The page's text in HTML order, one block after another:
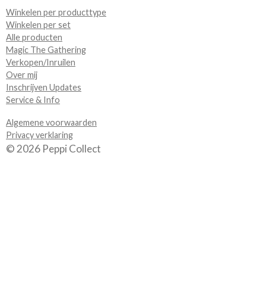
r
a
m
o
k
Winkelen per producttype
Winkelen per set
Alle producten
Magic The Gathering
Verkopen/Inruilen
Over mij
Inschrijven Updates
Service & Info
Algemene voorwaarden
Privacy verklaring
© 2026 Peppi Collect